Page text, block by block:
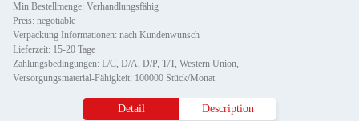
Min Bestellmenge: Verhandlungsfähig
Preis: negotiable
Verpackung Informationen: nach Kundenwunsch
Lieferzeit: 15-20 Tage
Zahlungsbedingungen: L/C, D/A, D/P, T/T, Western Union,
Versorgungsmaterial-Fähigkeit: 100000 Stück/Monat
Detail Description